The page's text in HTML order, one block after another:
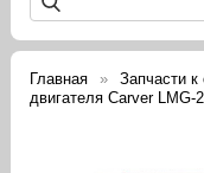
Главная Запчасти
двигателя Carver LMG-